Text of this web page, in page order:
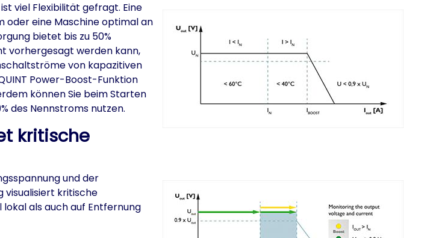
viel Flexibilität gefragt. Eine
oder eine Maschine optimal an
bietet bis zu 50%
vorhergesagt werden kann,
von kapazitiven
Power-Boost-Funktion
können Sie beim Starten
des Nennstroms nutzen.
kritische
und der
visualisiert kritische
als auch auf Entfernung